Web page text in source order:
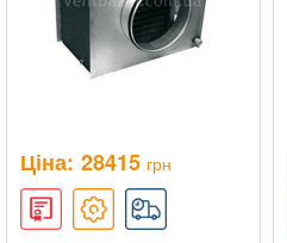
Ціна: 28415 грн